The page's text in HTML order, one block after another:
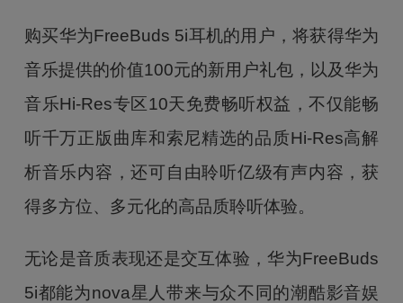
购买华为FreeBuds 5i耳机的用户，将获得华为
音乐提供的价值100元的新用户礼包，以及华为
音乐Hi-Res专区10天免费畅听权益，不仅能畅
听千万正版曲库和索尼精选的品质Hi-Res高解
析音乐内容，还可自由聆听亿级有声内容，获
得多方位、多元化的高品质聆听体验。
无论是音质表现还是交互体验，华为FreeBuds
5i都能为nova星人带来与众不同的潮酷影音娱